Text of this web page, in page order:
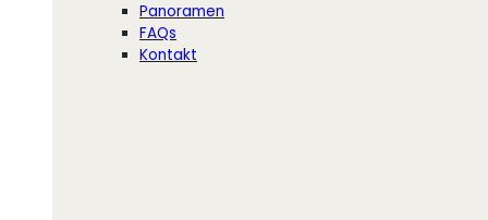
Panoramen
FAQs
Kontakt